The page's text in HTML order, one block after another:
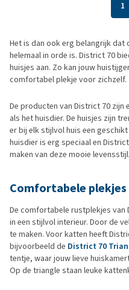
1
Het is dan ook erg belangrijk dat
helemaal in orde is. District 70
huisjes aan. Zo kan jouw
comfortabel plekje voor zichzelf.
De producten van District 70
als het huisdier. De huisjes zijn
er bij elk stijlvol huis een
huisdier is erg speciaal en
maken van deze mooie levensstijl.
Comfortabele plekjes
De comfortabele rustplekjes
in een stijlvol interieur. Door de
te maken. Voor katten heeft
bijvoorbeeld de District 70
tentje, waar jouw lieve
Op de triangle staan leuke